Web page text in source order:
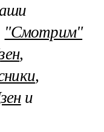
"Смотрим"
,
,
и